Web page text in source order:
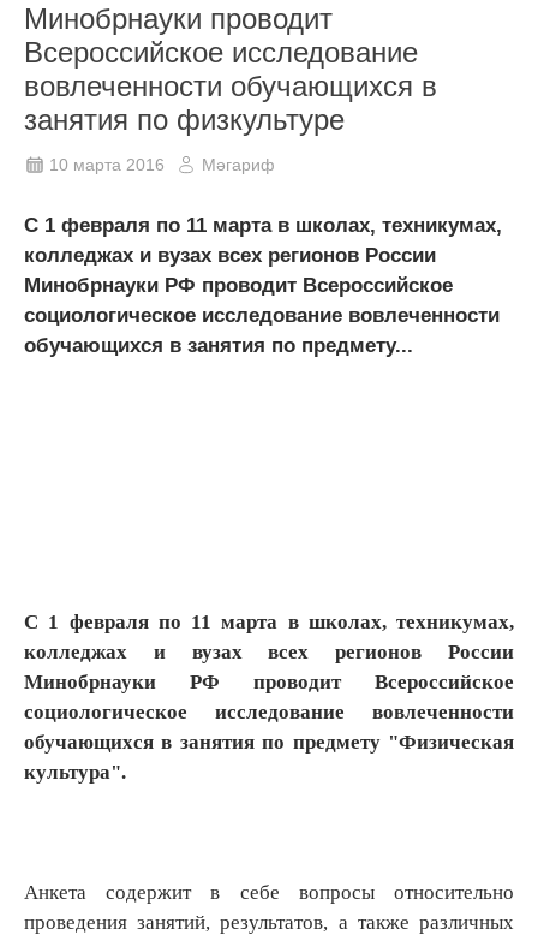
Минобрнауки проводит
Всероссийское исследование
вовлеченности обучающихся в
занятия по физкультуре
10 марта 2016 Мәгариф
С 1 февраля по 11 марта в школах, техникумах,
колледжах и вузах всех регионов России
Минобрнауки РФ проводит Всероссийское
социологическое исследование вовлеченности
обучающихся в занятия по предмету...
С 1 февраля по 11 марта в школах, техникумах,
колледжах и вузах всех регионов России
Минобрнауки РФ проводит Всероссийское
социологическое исследование вовлеченности
обучающихся в занятия по предмету "Физическая
культура".
Анкета содержит в себе вопросы относительно
проведения занятий, результатов, а также различных